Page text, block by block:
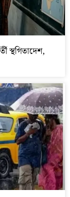
স্থগিতাদেশ,